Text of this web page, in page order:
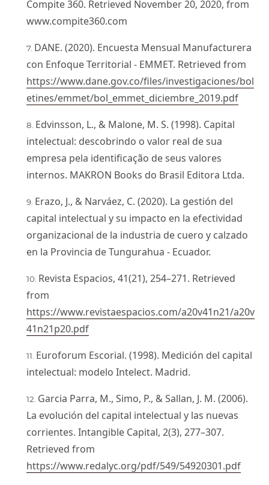
Compite 360. Retrieved November 20, 2020, from
www.compite360.com
DANE. (2020). Encuesta Mensual Manufacturera
con Enfoque Territorial - EMMET. Retrieved from
https://www.dane.gov.co/files/investigaciones/bol
etines/emmet/bol_emmet_diciembre_2019.pdf
Edvinsson, L., & Malone, M. S. (1998). Capital
intelectual: descobrindo o valor real de sua
empresa pela identificação de seus valores
internos. MAKRON Books do Brasil Editora Ltda.
Erazo, J., & Narváez, C. (2020). La gestión del
capital intelectual y su impacto en la efectividad
organizacional de la industria de cuero y calzado
en la Provincia de Tungurahua - Ecuador.
Revista Espacios, 41(21), 254–271. Retrieved
from
https://www.revistaespacios.com/a20v41n21/a20v
41n21p20.pdf
Euroforum Escorial. (1998). Medición del capital
intelectual: modelo Intelect. Madrid.
Garcia Parra, M., Simo, P., & Sallan, J. M. (2006).
La evolución del capital intelectual y las nuevas
corrientes. Intangible Capital, 2(3), 277–307.
Retrieved from
https://www.redalyc.org/pdf/549/54920301.pdf